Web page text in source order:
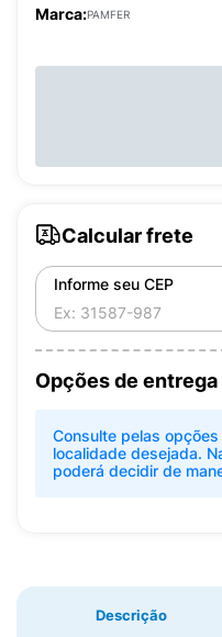
Marca:PAMFER
Calcular frete
Informe seu CEP
Opções de entrega
Consulte pelas
localidade desejada.
poderá decidir de
Descrição